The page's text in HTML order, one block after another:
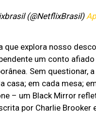
(@NetflixBrasil)
que explora nosso
um conto
Sem questionar,
casa; em cada mesa;
– um Black Mirror
por Charlie Brooker